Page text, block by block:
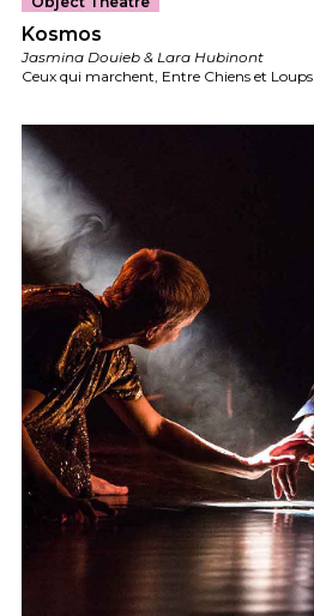
Kosmos
Jasmina Douieb & Lara Hubinont
Ceux qui marchent, Entre Chiens et Loups